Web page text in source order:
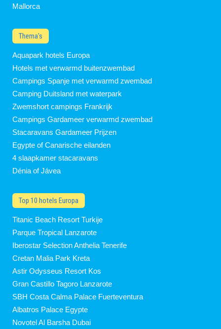
Mallorca
Thema's
Aquapark hotels Europa
Hotels met verwarmd buitenzwembad
Campings Spanje met verwarmd zwembad
Camping Duitsland met waterpark
Zwemshort campings Frankrijk
Campings Gardameer verwarmd zwembad
Stacaravans Gardameer Prijzen
Egypte of Canarische eilanden
4 slaapkamer stacaravans
Dénia of Jávea
Top 10 hotels Europa
Titanic Beach Resort Turkije
Parque Tropical Lanzarote
Iberostar Selection Anthelia Tenerife
Cretan Malia Park Kreta
Astir Odysseus Resort Kos
Gran Castillo Tagoro Lanzarote
SBH Costa Calma Palace Fuerteventura
Albatros Palace Egypte
Novotel Al Barsha Dubai